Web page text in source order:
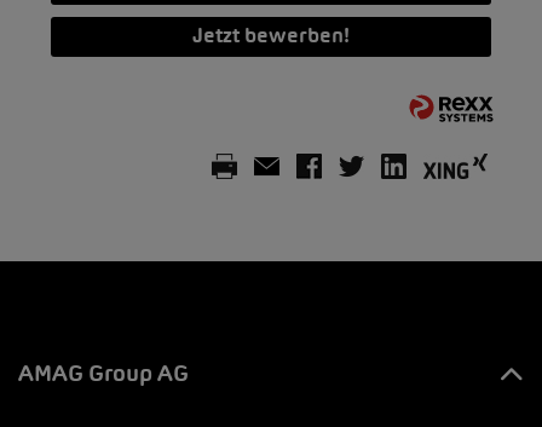
Jetzt bewerben!
AMAG Group AG